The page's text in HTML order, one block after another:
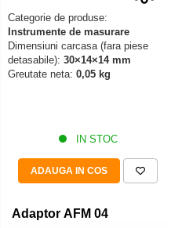
Categorie de produse:
Instrumente de masurare
Dimensiuni carcasa (fara piese
detasabile): 30×14×14 mm
Greutate neta: 0,05 kg
IN STOC
ADAUGA IN COS
Adaptor AFM 04